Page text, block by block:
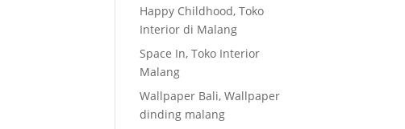
Happy Childhood, Toko
Interior di Malang
Space In, Toko Interior
Malang
Wallpaper Bali, Wallpaper
dinding malang